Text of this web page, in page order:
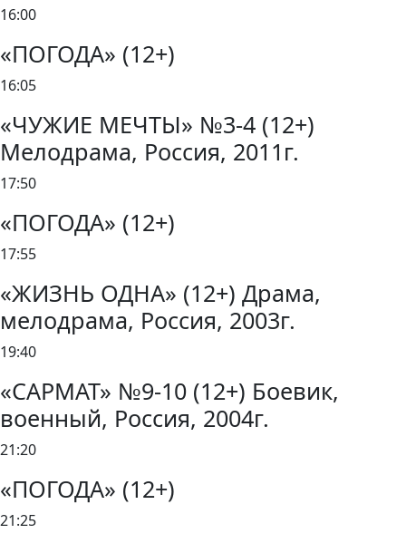
16:00
«ПОГОДА» (12+)
16:05
«ЧУЖИЕ МЕЧТЫ» №3-4 (12+)
Мелодрама, Россия, 2011г.
17:50
«ПОГОДА» (12+)
17:55
«ЖИЗНЬ ОДНА» (12+) Драма,
мелодрама, Россия, 2003г.
19:40
«САРМАТ» №9-10 (12+) Боевик,
военный, Россия, 2004г.
21:20
«ПОГОДА» (12+)
21:25